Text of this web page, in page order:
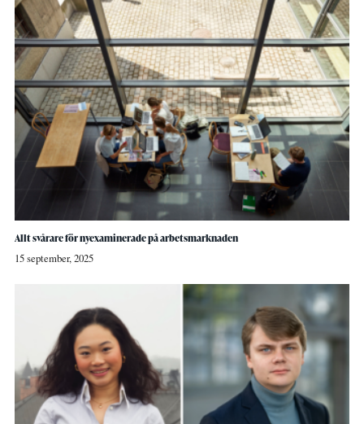
Allt svårare för nyexaminerade på arbetsmarknaden
15 september, 2025